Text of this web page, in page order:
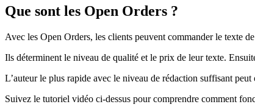
Que sont les Open Orders ?
Avec les Open Orders, les clients peuvent commander le texte
Ils déterminent le niveau de qualité et le prix de leur texte.
L’auteur le plus rapide avec le niveau de rédaction suffisant
Suivez le tutoriel vidéo ci-dessus pour comprendre comment